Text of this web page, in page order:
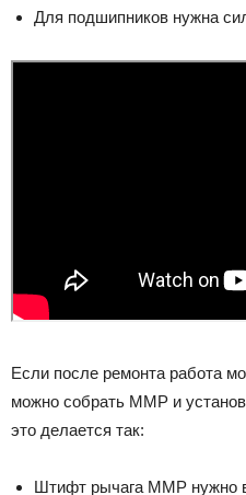
Для подшипников нужна
Если после ремонта работа
можно собрать ММР и
это делается так:
Штифт рычага ММР нужно